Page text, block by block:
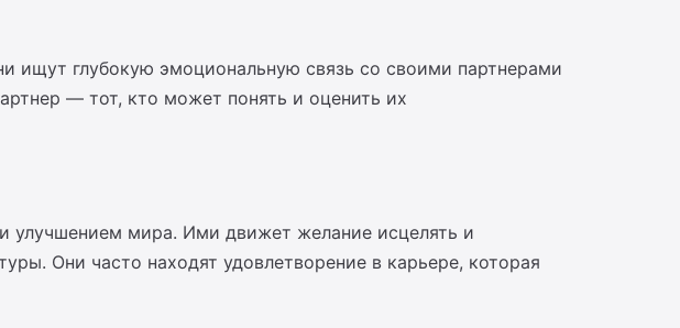
ищут глубокую эмоциональную связь со своими партнерами
— тот, кто может понять и оценить их
улучшением мира. Ими движет желание исцелять и
Они часто находят удовлетворение в карьере, которая